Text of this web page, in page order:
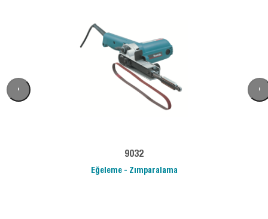
9032
Eğeleme - Zımparalama
‹ ›